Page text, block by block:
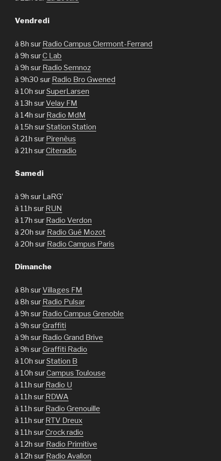
Vendredi
à 8h sur Radio Campus Clermont-Ferrand
à 9h surC Lab
à 9h sur Radio Semnoz
à 9h30 sur Radio Bro Gwened
à 10h surSuperLarsen
à 13h surVelay FM
à 14h sur Radio MdM
à 15h surStation Station
à 21h sur Pirenèus
à 21h surCiteradio
Samedi
à 9h sur LaRG’
à 11h sur RUN
à 17h sur Radio Verdon
à 20h sur Radio Gué Mozot
à 20h sur Radio Campus Paris
Dimanche
à 8h surVillages FM
à 8h sur Radio Pulsar
à 9h sur Radio Campus Grenoble
à 9h surGraffiti
à 9h sur Radio Grand Brive
à 9h surGraffiti Radio
à 10h surStation B
à 10h surCampus Toulouse
à 11h sur Radio U
à 11h sur RDWA
à 11h sur Radio Grenouille
à 11h sur RTV Dreux
à 11h surCrock radio
à 12h sur Radio Primitive
à 12h sur Radio Avallon